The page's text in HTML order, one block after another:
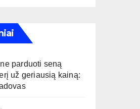
parduoti seną
už geriausią kainą: